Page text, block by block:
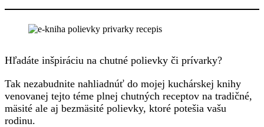
Hľadáte inšpiráciu na chutné polievky či prívarky?
Tak nezabudnite nahliadnúť do mojej kuchárskej knihy
venovanej tejto téme plnej chutných receptov na tradičné,
mäsité ale aj bezmäsité polievky, ktoré potešia vašu
rodinu.